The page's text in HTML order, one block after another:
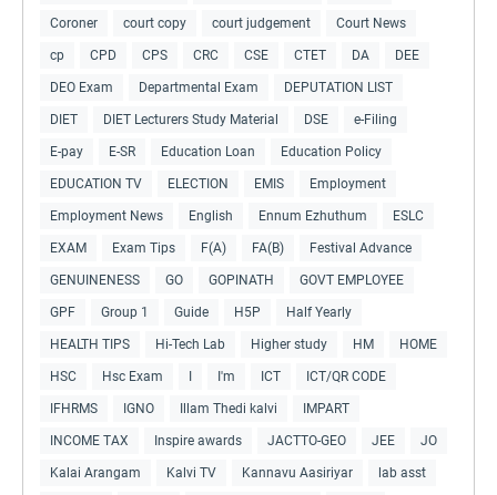
Coroner court copy court judgement Court News
cp CPD CPS CRC CSE CTET DA DEE
DEO Exam Departmental Exam DEPUTATION LIST
DIET DIET Lecturers Study Material DSE e-Filing
E-pay E-SR Education Loan Education Policy
EDUCATION TV ELECTION EMIS Employment
Employment News English Ennum Ezhuthum ESLC
EXAM Exam Tips F(A) FA(B) Festival Advance
GENUINENESS GO GOPINATH GOVT EMPLOYEE
GPF Group 1 Guide H5P Half Yearly
HEALTH TIPS Hi-Tech Lab Higher study HM HOME
HSC Hsc Exam I'm ICT ICT/QR CODE
IFHRMS IGNO Illam Thedi kalvi IMPART
INCOME TAX Inspire awards JACTTO-GEO JEE JO
Kalai Arangam Kalvi TV Kannavu Aasiriyar lab asst